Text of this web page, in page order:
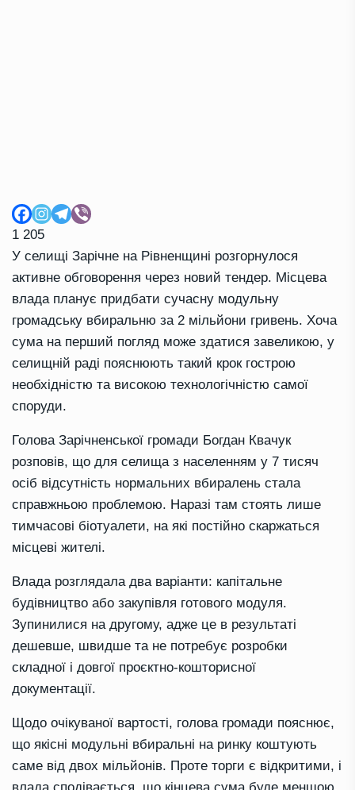
1 205
У селищі Зарічне на Рівненщині розгорнулося
активне обговорення через новий тендер. Місцева
влада планує придбати сучасну модульну
громадську вбиральню за 2 мільйони гривень. Хоча
сума на перший погляд може здатися завеликою, у
селищній раді пояснюють такий крок гострою
необхідністю та високою технологічністю самої
споруди.
Голова Зарічненської громади Богдан Квачук
розповів, що для селища з населенням у 7 тисяч
осіб відсутність нормальних вбиралень стала
справжньою проблемою. Наразі там стоять лише
тимчасові біотуалети, на які постійно скаржаться
місцеві жителі.
Влада розглядала два варіанти: капітальне
будівництво або закупівля готового модуля.
Зупинилися на другому, адже це в результаті
дешевше, швидше та не потребує розробки
складної і довгої проєктно-кошторисної
документації.
Щодо очікуваної вартості, голова громади пояснює,
що якісні модульні вбиральні на ринку коштують
саме від двох мільйонів. Проте торги є відкритими, і
влада сподівається, що кінцева сума буде меншою,